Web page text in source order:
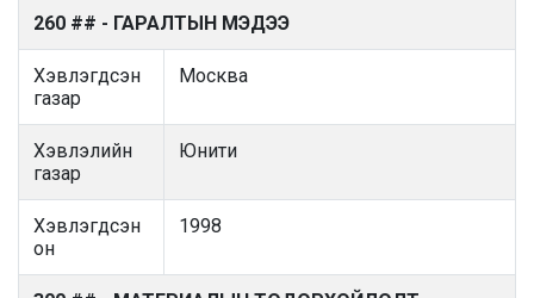
260 ## - ГАРАЛТЫН МЭДЭЭ
Хэвлэгдсэн
газар
Москва
Хэвлэлийн
газар
Юнити
Хэвлэгдсэн
он
1998